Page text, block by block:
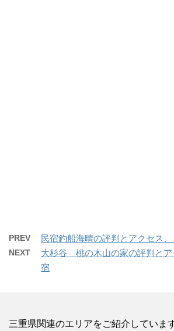
PREV 民宿釣船海晴の評判とアクセス
NEXT
大杉谷 桃の木山の家の評判とア
宿
三重県関連のエリアをご紹介しています